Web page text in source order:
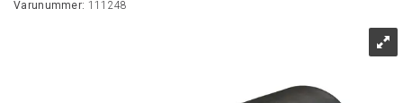
Varunummer: 111248